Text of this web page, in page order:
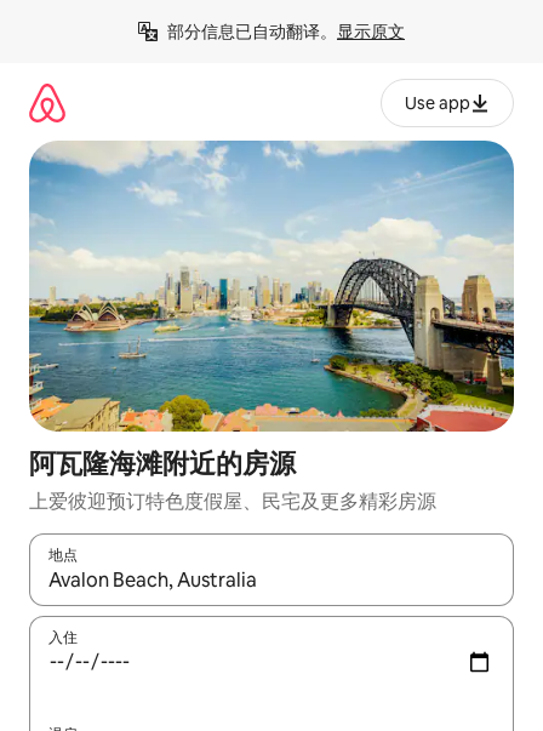
部分信息已自动翻译。 显示原文
Use app
阿瓦隆海滩附近的房源
上爱彼迎预订特色度假屋、民宅及更多精彩房源
地点
如有搜索结果，请使用上下方向键查看，或通过点击或滑动手势
入住